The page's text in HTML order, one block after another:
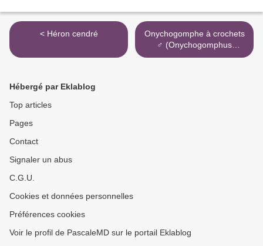
< Héron cendré
Onychogomphe à crochets
♂ (Onychogomphus
uncatus) >
Hébergé par Eklablog
Top articles
Pages
Contact
Signaler un abus
C.G.U.
Cookies et données personnelles
Préférences cookies
Voir le profil de PascaleMD sur le portail Eklablog